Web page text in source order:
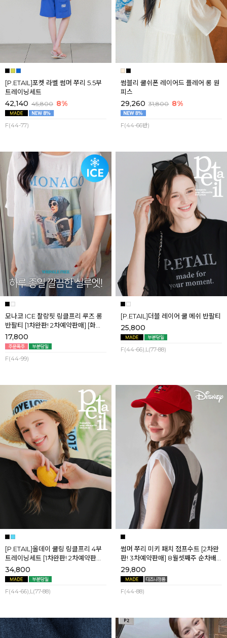
[P.ETAIL]포켓 라벨 썸머 쭈리 5.5부
트레이닝세트
42,140 45,800 8%
F(44-77)
썸블리 쿨쉬폰 레이어드 플레어 롱 원
피스
29,260 31,800 8%
F(44-66반)
모나코 ICE 찰랑핏 링클프리 루즈 롱
반팔티 [1차완판! 2차예약판매] [화이
트] 8월첫째주 순차배송
17,800
F(44-99)
[P.ETAIL]더블 레이어 쿨 메쉬 반팔티
25,800
F(44-66),L(77-88)
[P.ETAIL]올데이 쿨링 링클프리 4부
트레이닝세트 [1차완판! 2차예약판매]
[블랙L] 8월셋째주 순차배송
34,800
F(44-66),L(77-88)
썸머 쭈리 미키 패치 점프수트 [2차완
판! 3차예약판매] 8월셋째주 순차배
송
29,800
F(44-88)